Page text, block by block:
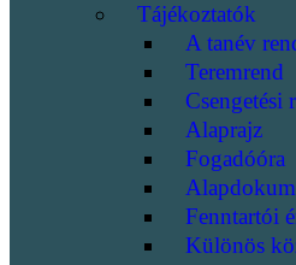
Tájékoztatók
A tanév
Teremrend
Csengetési
Alaprajz
Fogadóóra
Fenntartói
Különös